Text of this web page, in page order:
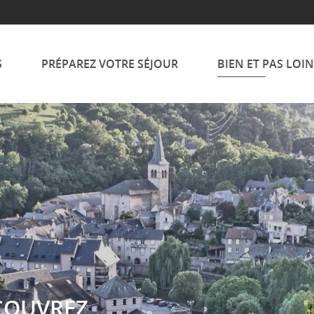
PRÉPAREZ VOTRE SÉJOUR BIEN ET PAS LOIN